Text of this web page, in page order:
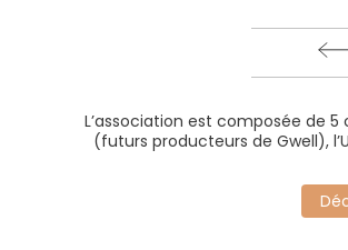
L’association est composée de
(futurs producteurs de Gwell),